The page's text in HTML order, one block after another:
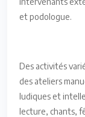
et podologue.
Des activités
des ateliers
ludiques et
lecture, chants,